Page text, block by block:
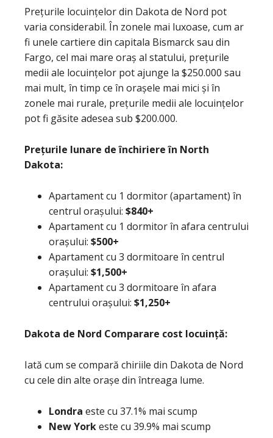
Prețurile locuințelor din Dakota de Nord pot
varia considerabil. În zonele mai luxoase, cum ar
fi unele cartiere din capitala Bismarck sau din
Fargo, cel mai mare oraș al statului, prețurile
medii ale locuințelor pot ajunge la $250.000 sau
mai mult, în timp ce în orașele mai mici și în
zonele mai rurale, prețurile medii ale locuințelor
pot fi găsite adesea sub $200.000.
Prețurile lunare de închiriere în North
Dakota:
Apartament cu 1 dormitor (apartament) în
centrul orașului: $840+
Apartament cu 1 dormitor în afara centrului
orașului: $500+
Apartament cu 3 dormitoare în centrul
orașului: $1,500+
Apartament cu 3 dormitoare în afara
centrului orașului: $1,250+
Dakota de Nord Comparare cost locuință:
Iată cum se compară chiriile din Dakota de Nord
cu cele din alte orașe din întreaga lume.
Londra este cu 37.1% mai scump
New Yorkeste cu 39.9% mai scump